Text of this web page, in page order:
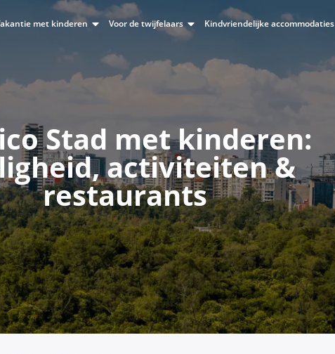
met kinderen Voor de twijfelaars Kindvriendelijke accommodaties
Stad met kinderen:
activiteiten &
restaurants